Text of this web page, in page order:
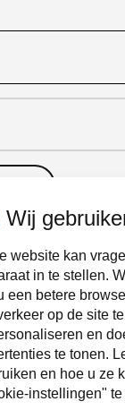
website kan
in te stellen.
een betere
op de site
en
te tonen.
en hoe u ze
instellingen" te